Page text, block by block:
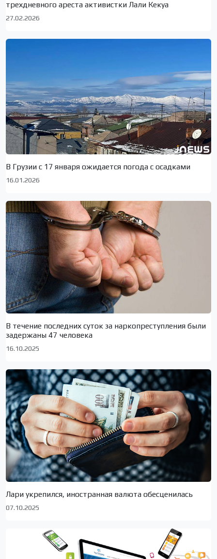
трехдневного ареста активистки Лали Кекуа
27.02.2026
В Грузии с 17 января ожидается погода с осадками
16.01.2026
В течение последних суток за наркопреступления были
задержаны 47 человека
16.10.2025
Лари укрепился, иностранная валюта обесценилась
07.10.2025